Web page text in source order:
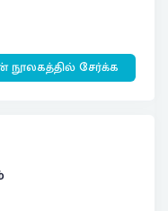
நூலகத்தில் சேர்க்க